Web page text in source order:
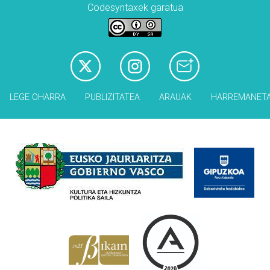
Codesyntaxek garatua
LEGE OHARRA PUBLIZITATEA ARAUAK